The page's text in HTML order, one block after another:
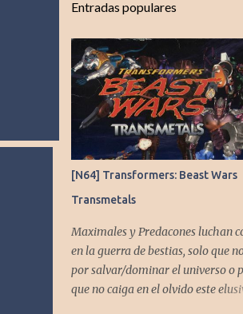
Entradas populares
[N64] Transformers: Beast Wars
Transmetals
Maximales y Predacones luchan
en la guerra de bestias, solo que
por salvar/dominar el universo o
que no caiga en el olvido este